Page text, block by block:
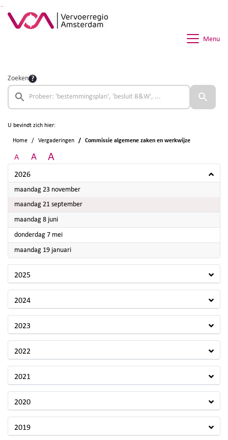
Menu
Zoeken
U bevindt zich hier:
Home Vergaderingen Commissie algemene zaken en werkwijze
A A A
2026
maandag 23 november2026
maandag 21 september2026
maandag 8 juni2026
donderdag 7 mei2026
maandag 19 januari2026
2025
2024
2023
2022
2021
2020
2019